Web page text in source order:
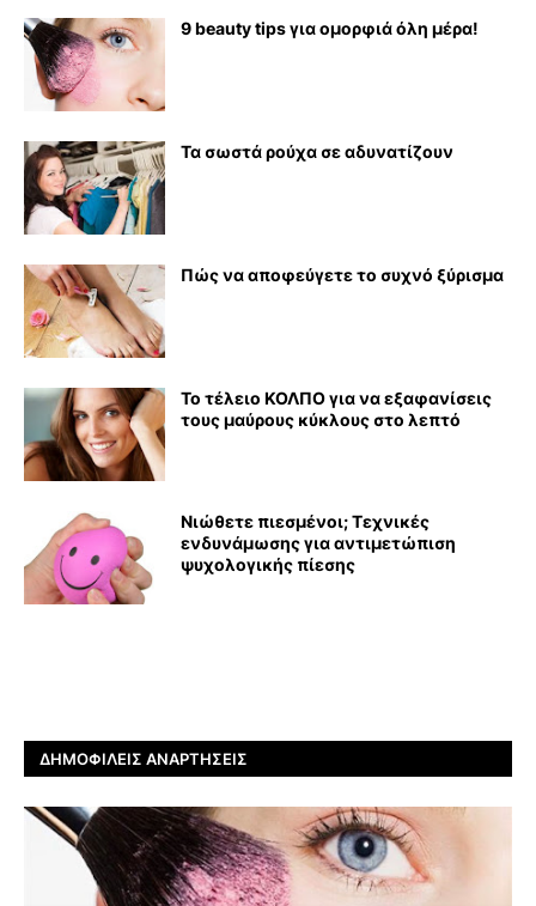
9 beauty tips για ομορφιά όλη μέρα!
Τα σωστά ρούχα σε αδυνατίζουν
Πώς να αποφεύγετε το συχνό ξύρισμα
Το τέλειο ΚΟΛΠΟ για να εξαφανίσεις
τους μαύρους κύκλους στο λεπτό
Νιώθετε πιεσμένοι; Τεχνικές
ενδυνάμωσης για αντιμετώπιση
ψυχολογικής πίεσης
ΔΗΜΟΦΙΛΕΊΣ ΑΝΑΡΤΉΣΕΙΣ